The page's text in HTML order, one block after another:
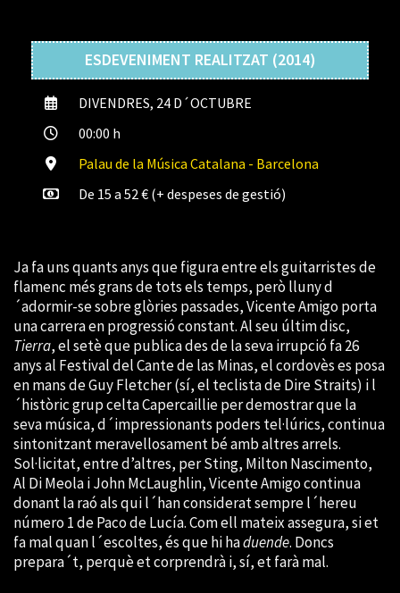
ESDEVENIMENT REALITZAT (2014)
DIVENDRES, 24 D´OCTUBRE
00:00 h
Palau de la Música Catalana - Barcelona
De 15 a 52 € (+ despeses de gestió)
Ja fa uns quants anys que figura entre els guitarristes de
flamenc més grans de tots els temps, però lluny d
´adormir-se sobre glòries passades, Vicente Amigo porta
una carrera en progressió constant. Al seu últim disc,
Tierra, el setè que publica des de la seva irrupció fa 26
anys al Festival del Cante de las Minas, el cordovès es posa
en mans de Guy Fletcher (sí, el teclista de Dire Straits) i l
´històric grup celta Capercaillie per demostrar que la
seva música, d´impressionants poders tel·lúrics, continua
sintonitzant meravellosament bé amb altres arrels.
Sol·licitat, entre d’altres, per Sting, Milton Nascimento,
Al Di Meola i John McLaughlin, Vicente Amigo continua
donant la raó als qui l´han considerat sempre l´hereu
número 1 de Paco de Lucía. Com ell mateix assegura, si et
fa mal quan l´escoltes, és que hi haduende. Doncs
prepara´t, perquè et corprendrà i, sí, et farà mal.